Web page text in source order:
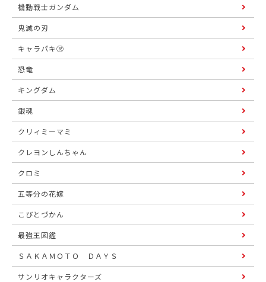
機動戦士ガンダム
鬼滅の刃
キャラパキⓇ
恐竜
キングダム
銀魂
クリィミーマミ
クレヨンしんちゃん
クロミ
五等分の花嫁
こびとづかん
最強王図鑑
ＳＡＫＡＭＯＴＯ ＤＡＹＳ
サンリオキャラクターズ